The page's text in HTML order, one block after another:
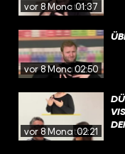
vor 8 Monaten
01:37
vor 8 Monaten
02:50
vor 8 Monaten02:21